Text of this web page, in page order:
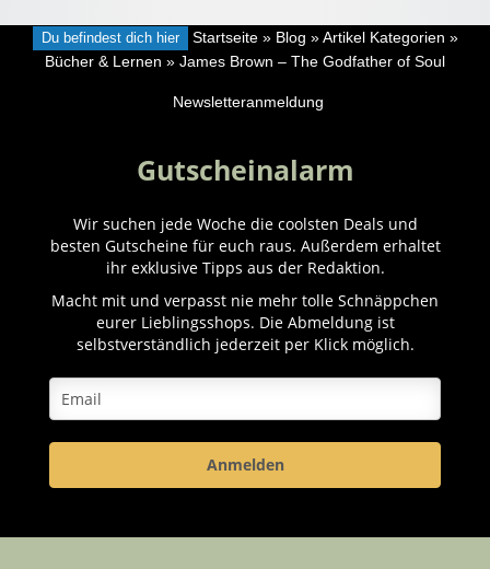
Du befindest dich hier Startseite» Blog » Artikel Kategorien »
Bücher & Lernen » James Brown – The Godfather of Soul
Newsletteranmeldung
Gutscheinalarm
Wir suchen jede Woche die coolsten Deals und
besten Gutscheine für euch raus. Außerdem erhaltet
ihr exklusive Tipps aus der Redaktion.
Macht mit und verpasst nie mehr tolle Schnäppchen
eurer Lieblingsshops. Die Abmeldung ist
selbstverständlich jederzeit per Klick möglich.
Anmelden